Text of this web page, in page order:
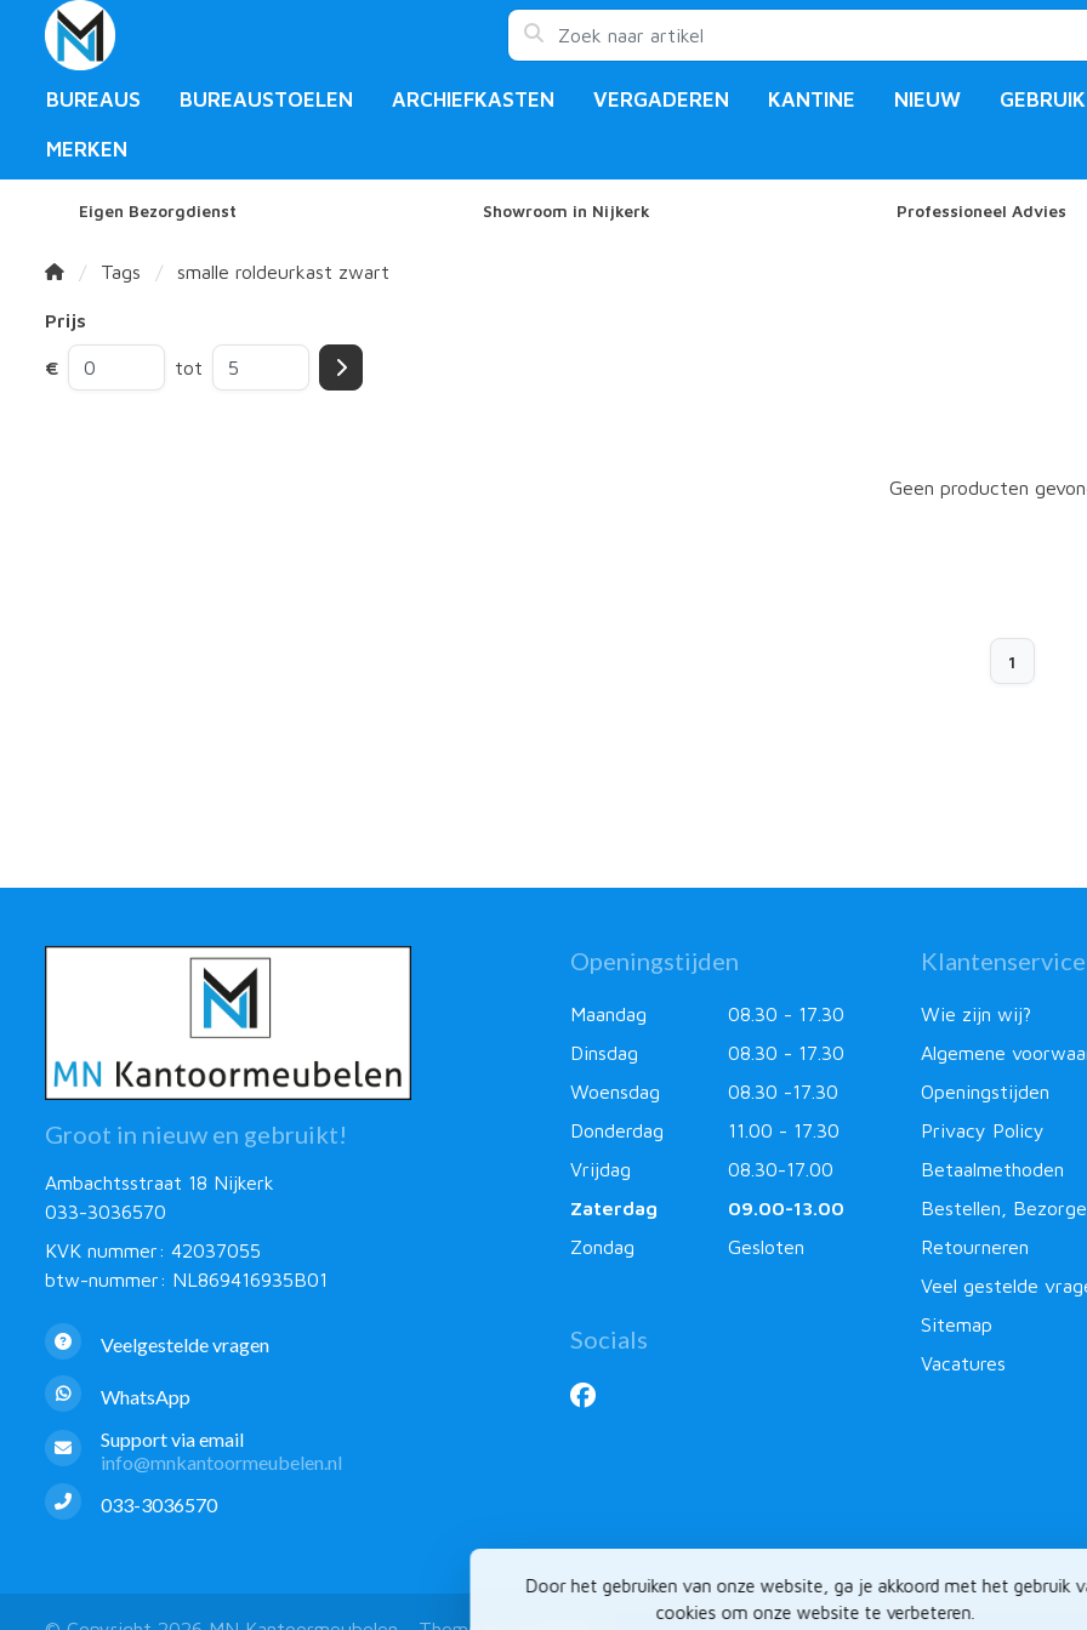
Door het gebruiken van onze website, ga je akkoord met het gebruik
cookies om onze website te verbeteren.
BUREAUS BUREAUSTOELEN ARCHIEFKASTEN VERGADEREN KANTINE NIEUW
MERKEN
Eigen Bezorgdienst Showroom in Nijkerk Professioneel Advies
Tags smalle roldeurkast zwart
Prijs
€ tot
Geen producten
1
Groot in nieuw en gebruikt!
Ambachtsstraat 18 Nijkerk
033-3036570
KVK nummer: 42037055
btw-nummer: NL869416935B01
Veelgestelde vragen
WhatsApp
Support via email
info@mnkantoormeubelen.nl
033-3036570
Openingstijden
Maandag
08.30 - 17.30
Dinsdag
08.30 - 17.30
Woensdag
08.30 -17.30
Donderdag
11.00 - 17.30
Vrijdag
08.30-17.00
Zaterdag
09.00-13.00
Zondag
Gesloten
Socials
Klantenservice
Wie zijn wij?
Algemene
Openingstijden
Privacy Policy
Betaalmethoden
Bestellen,
Retourneren
Veel gestelde
Sitemap
Vacatures